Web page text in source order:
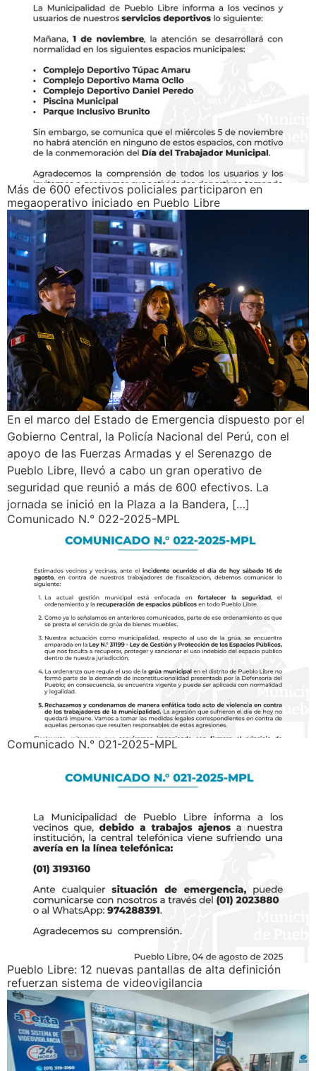
Más de 600 efectivos policiales participaron en
megaoperativo iniciado en Pueblo Libre
En el marco del Estado de Emergencia dispuesto por el
Gobierno Central, la Policía Nacional del Perú, con el
apoyo de las Fuerzas Armadas y el Serenazgo de
Pueblo Libre, llevó a cabo un gran operativo de
seguridad que reunió a más de 600 efectivos. La
jornada se inició en la Plaza a la Bandera, […]
Comunicado N.° 022-2025-MPL
Comunicado N.° 021-2025-MPL
Pueblo Libre: 12 nuevas pantallas de alta definición
refuerzan sistema de videovigilancia